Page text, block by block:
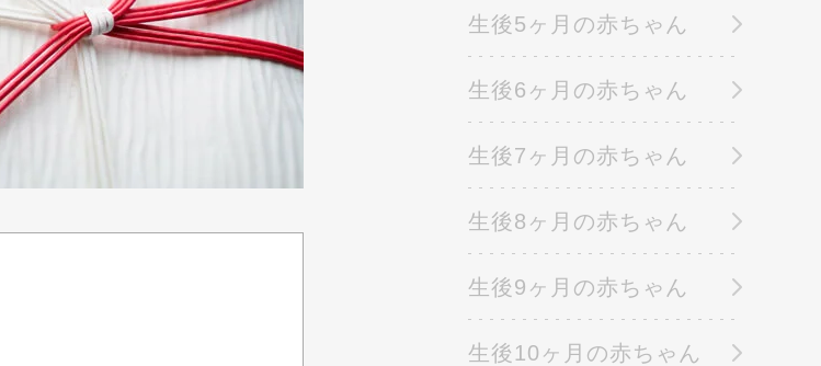
生後5ヶ月の赤ちゃん
生後6ヶ月の赤ちゃん
生後7ヶ月の赤ちゃん
生後8ヶ月の赤ちゃん
生後9ヶ月の赤ちゃん
生後10ヶ月の赤ちゃん